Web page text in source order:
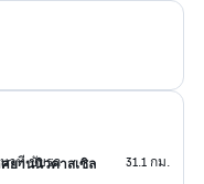
ยานนิวคาสเซิล
นาที ขับรถ 31.1 กม.